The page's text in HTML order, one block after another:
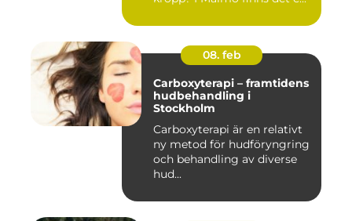
08. feb
Carboxyterapi – framtidens
hudbehandling i
Stockholm
Carboxyterapi är en relativt
ny metod för hudföryngring
och behandling av diverse
hud...